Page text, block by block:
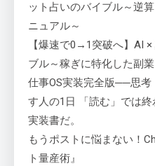
ット占いのバイブル～逆
ニュアル～
【爆速で0→1突破へ】AI
ブル～稼ぎに特化した副
仕事OS実装完全版──思考
す人の1日 「読む」では
実装書だ。
もうポストに悩まない！
ト量産術』